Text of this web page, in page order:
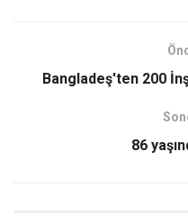
Bangladeş'ten 200
86